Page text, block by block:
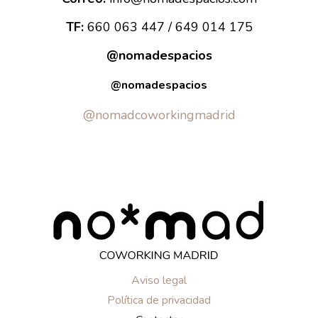
TF:660 063 447 / 649 014 175
@nomadespacios
@nomadespacios
@nomadcoworkingmadrid
Aviso legal
Política de privacidad